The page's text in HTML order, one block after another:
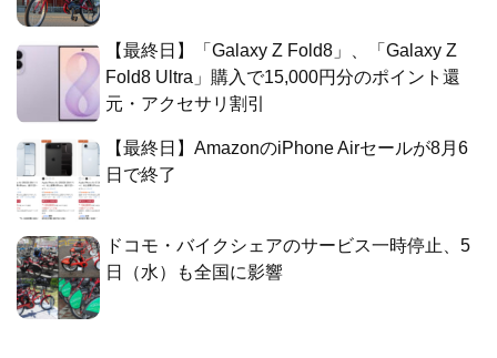
【最終日】「Galaxy Z Fold8」、「Galaxy Z
Fold8 Ultra」購入で15,000円分のポイント還
元・アクセサリ割引
【最終日】AmazonのiPhone Airセールが8月6
日で終了
ドコモ・バイクシェアのサービス一時停止、5
日（水）も全国に影響